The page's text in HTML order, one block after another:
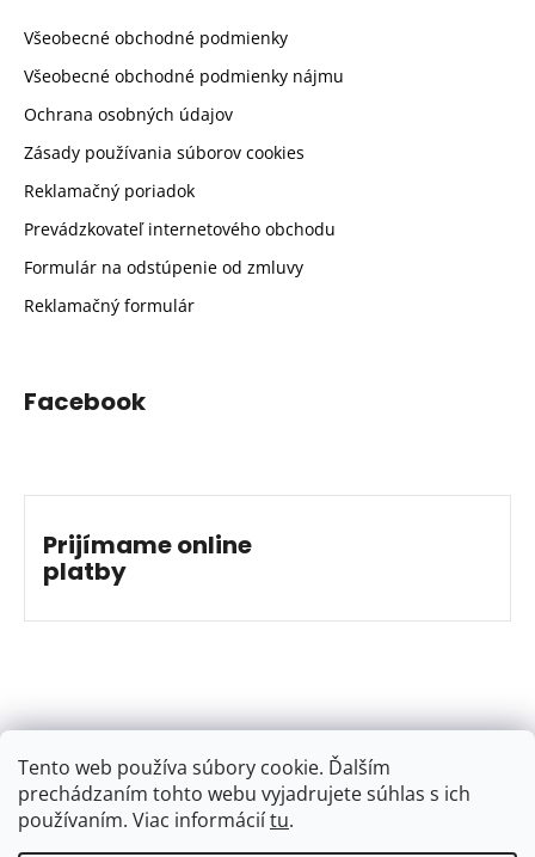
Tento web používa súbory cookie. Ďalším
prechádzaním tohto webu vyjadrujete súhlas s ich
používaním. Viac informáciítu.
Všeobecné obchodné podmienky
Všeobecné obchodné podmienky nájmu
Ochrana osobných údajov
Zásady používania súborov cookies
Reklamačný poriadok
Prevádzkovateľ internetového obchodu
Formulár na odstúpenie od zmluvy
Reklamačný formulár
Facebook
Prijímame online
platby